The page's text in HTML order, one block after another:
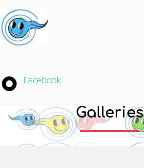
Facebook
Galleries